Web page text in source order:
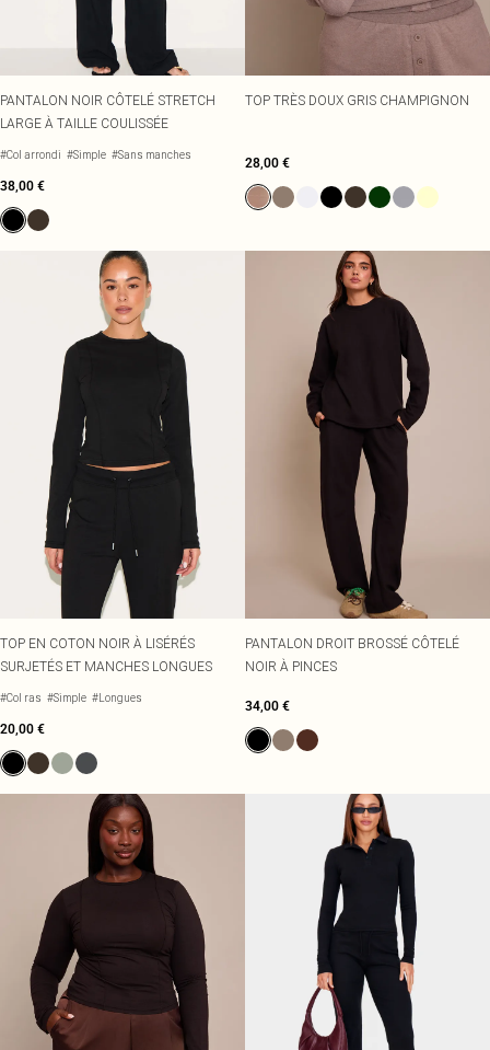
PANTALON NOIR CÔTELÉ STRETCH
LARGE À TAILLE COULISSÉE
#Col arrondi #Simple #Sans manches
38,00 €
TOP TRÈS DOUX GRIS CHAMPIGNON
28,00 €
TOP EN COTON NOIR À LISÉRÉS
SURJETÉS ET MANCHES LONGUES
#Col ras #Simple #Longues
20,00 €
PANTALON DROIT BROSSÉ CÔTELÉ
NOIR À PINCES
34,00 €